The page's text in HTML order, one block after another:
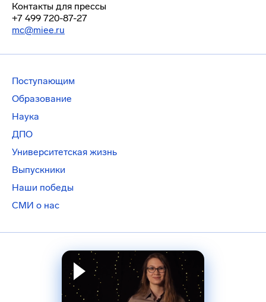
Контакты для прессы
+7 499 720-87-27
mc@miee.ru
Поступающим
Образование
Наука
ДПО
Университетская жизнь
Выпускники
Наши победы
СМИ о нас